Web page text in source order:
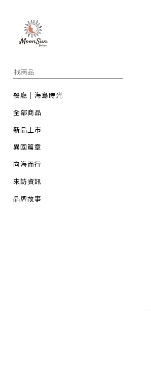
餐廳｜海島時光
全部商品
新品上市
異國篇章
向海而行
來訪資訊
品牌故事